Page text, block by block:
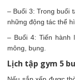
– Buổi 3: Trong buổi
những động tác thể
– Buổi 4: Tiến hành
mông, bụng.
Lịch tập gym 5